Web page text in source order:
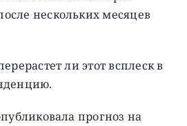
нескольких месяцев
ли этот всплеск в
прогноз на